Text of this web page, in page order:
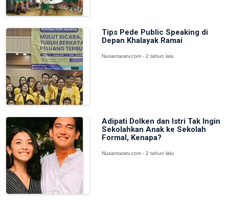
Tips Pede Public Speaking di
Depan Khalayak Ramai
Nusantaratv.com - 2 tahun lalu
Adipati Dolken dan Istri Tak Ingin
Sekolahkan Anak ke Sekolah
Formal, Kenapa?
Nusantaratv.com - 2 tahun lalu